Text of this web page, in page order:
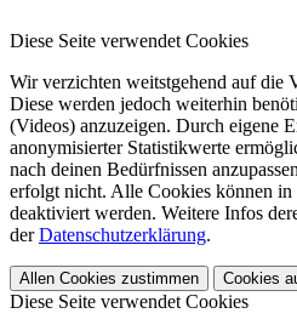
Diese Seite verwendet Cookies
Wir verzichten weitstgehend auf die
Diese werden jedoch weiterhin
(Videos) anzuzeigen. Durch eigene
anonymisierter Statistikwerte
nach deinen Bedürfnissen
erfolgt nicht. Alle Cookies können in
deaktiviert werden. Weitere Infos
derDatenschutzerklärung.
Allen Cookies zustimmen Cookies
Diese Seite verwendet Cookies